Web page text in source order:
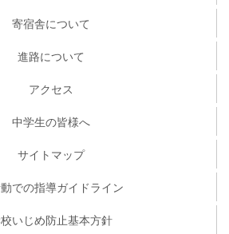
寄宿舎について
進路について
アクセス
中学生の皆様へ
サイトマップ
での指導ガイドライン
いじめ防止基本方針